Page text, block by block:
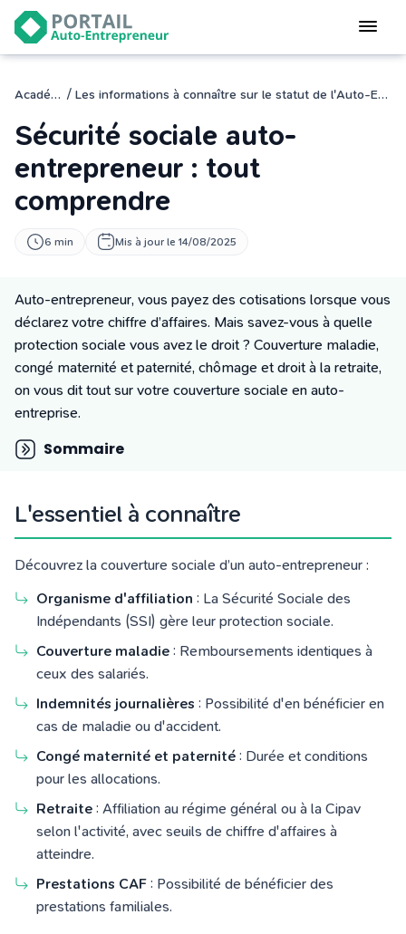
Devenir
auto-entrepreneur
logiciel de facturation
Modifier
Cesser
mon activité
Statut auto-entrepreneur
Programmes de Formation
L’académie
Tarifs
Académie / Les informations à connaître sur le statut de l'Auto-Entreprise
Sécurité sociale auto-
entrepreneur : tout
comprendre
6 min Mis à jour le 14/08/2025
Auto-entrepreneur, vous payez des cotisations lorsque vous
déclarez votre chiffre d’affaires. Mais savez-vous à quelle
protection sociale vous avez le droit ? Couverture maladie,
congé maternité et paternité, chômage et droit à la retraite,
on vous dit tout sur votre couverture sociale en auto-
entreprise.
Sommaire
L'essentiel à connaître
Découvrez la couverture sociale d’un auto-entrepreneur :
Organisme d'affiliation : La Sécurité Sociale des
Indépendants (SSI) gère leur protection sociale.
Couverture maladie : Remboursements identiques à
ceux des salariés.
Indemnités journalières : Possibilité d'en bénéficier en
cas de maladie ou d'accident.
Congé maternité et paternité : Durée et conditions
pour les allocations.
Retraite : Affiliation au régime général ou à la Cipav
selon l'activité, avec seuils de chiffre d'affaires à
atteindre.
Prestations CAF : Possibilité de bénéficier des
prestations familiales.